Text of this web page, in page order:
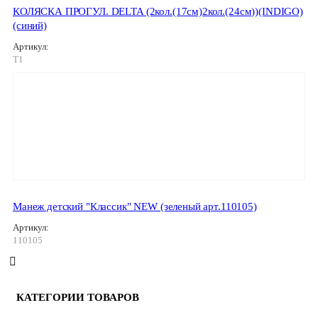
КОЛЯСКА ПРОГУЛ. DELTA (2кол.(17см)2кол.(24см))(INDIGO)
(синий)
Артикул:
T1
Манеж детский "Классик" NEW (зеленый арт.110105)
Артикул:
110105
КАТЕГОРИИ ТОВАРОВ